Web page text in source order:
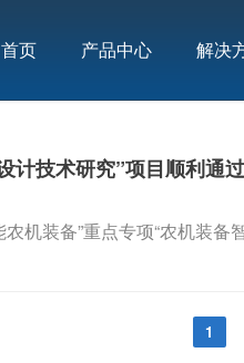
首页 产品中心 解决
计技术研究”项目顺利通
机装备”重点专项“农机装
1